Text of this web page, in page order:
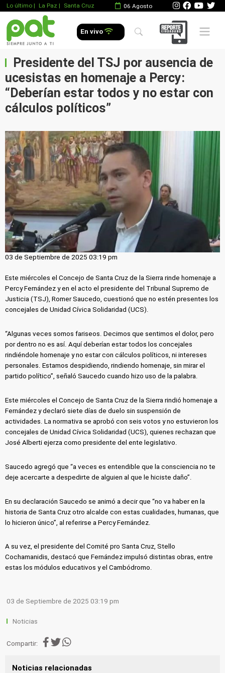
Lo último | La Paz | Santa Cruz 06 Agosto
En vivo Mobile
Presidente del TSJ por ausencia de
ucesistas en homenaje a Percy:
“Deberían estar todos y no estar con
cálculos políticos”
03 de Septiembre de 2025 03:19 pm
Este miércoles el Concejo de Santa Cruz de la Sierra rinde homenaje a
Percy Fernández y en el acto el presidente del Tribunal Supremo de
Justicia (TSJ), Romer Saucedo, cuestionó que no estén presentes los
concejales de Unidad Cívica Solidaridad (UCS).
“Algunas veces somos fariseos. Decimos que sentimos el dolor, pero
por dentro no es así. Aquí deberían estar todos los concejales
rindiéndole homenaje y no estar con cálculos políticos, ni intereses
personales. Estamos despidiendo, rindiendo homenaje, sin mirar el
partido político”, señaló Saucedo cuando hizo uso de la palabra.
Este miércoles el Concejo de Santa Cruz de la Sierra rindió homenaje a
Fernández y declaró siete días de duelo sin suspensión de
actividades. La normativa se aprobó con seis votos y no estuvieron los
concejales de Unidad Cívica Solidaridad (UCS), quienes rechazan que
José Alberti ejerza como presidente del ente legislativo.
Saucedo agregó que “a veces es entendible que la consciencia no te
deje acercarte a despedirte de alguien al que le hiciste daño”.
En su declaración Saucedo se animó a decir que “no va haber en la
historia de Santa Cruz otro alcalde con estas cualidades, humanas, que
lo hicieron único”, al referirse a Percy Fernández.
A su vez, el presidente del Comité pro Santa Cruz, Stello
Cochamanidis, destacó que Fernández impulsó distintas obras, entre
estas los módulos educativos y el Cambódromo.
03 de Septiembre de 2025 03:19 pm
Noticias
Compartir:
Noticias relacionadas